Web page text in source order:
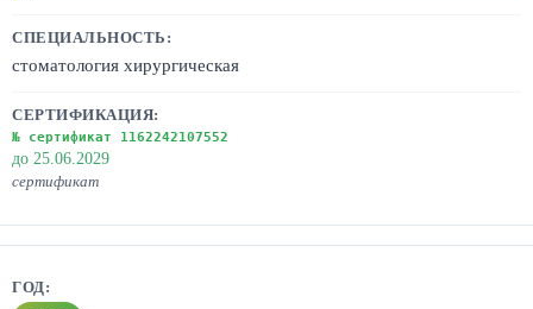
стоматология хирургическая
№ сертификат 1162242107552
до 25.06.2029
сертификат